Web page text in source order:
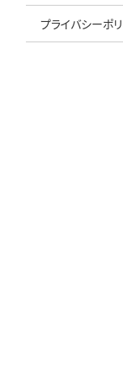
プライバシーポ